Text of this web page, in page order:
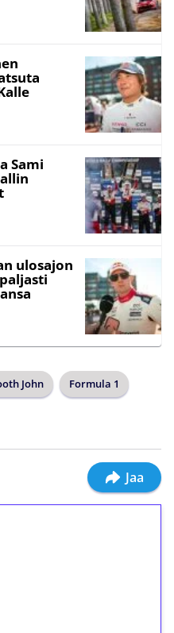
Sami
ulosajon
John Formula 1
Jaa